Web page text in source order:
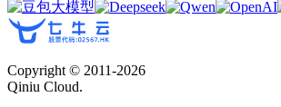
Copyright © 2011-2026
Qiniu Cloud.